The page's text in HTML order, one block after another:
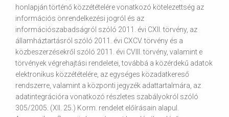
honlapján történő közzétételére vonatkozó kötelezettség az
információs önrendelkezési jogról és az
információszabadságról szóló 2011. évi CXII. törvény, az
államháztartásról szóló 2011. évi CXCV. törvény és a
közbeszerzésekről szóló 2011. évi CVIII. törvény, valamint e
törvények végrehajtási rendeletei, továbbá a közérdekű adatok
elektronikus közzétételére, az egységes közadatkereső
rendszerre, valamint a központi jegyzék adattartalmára, az
adatintegrációra vonatkozó részletes szabályokról szóló
305/2005. (XII. 25.) Korm. rendelet előírásain alapul.